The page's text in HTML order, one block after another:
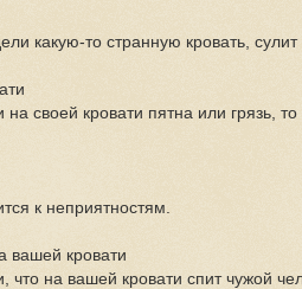
какую-то странную кровать,
своей кровати пятна или грязь,
к неприятностям.
вашей кровати
что на вашей кровати спит чужой